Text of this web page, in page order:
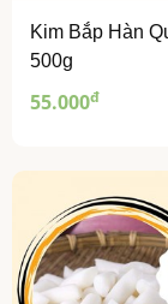
Kim Bắp Hàn
500g
55.000đ